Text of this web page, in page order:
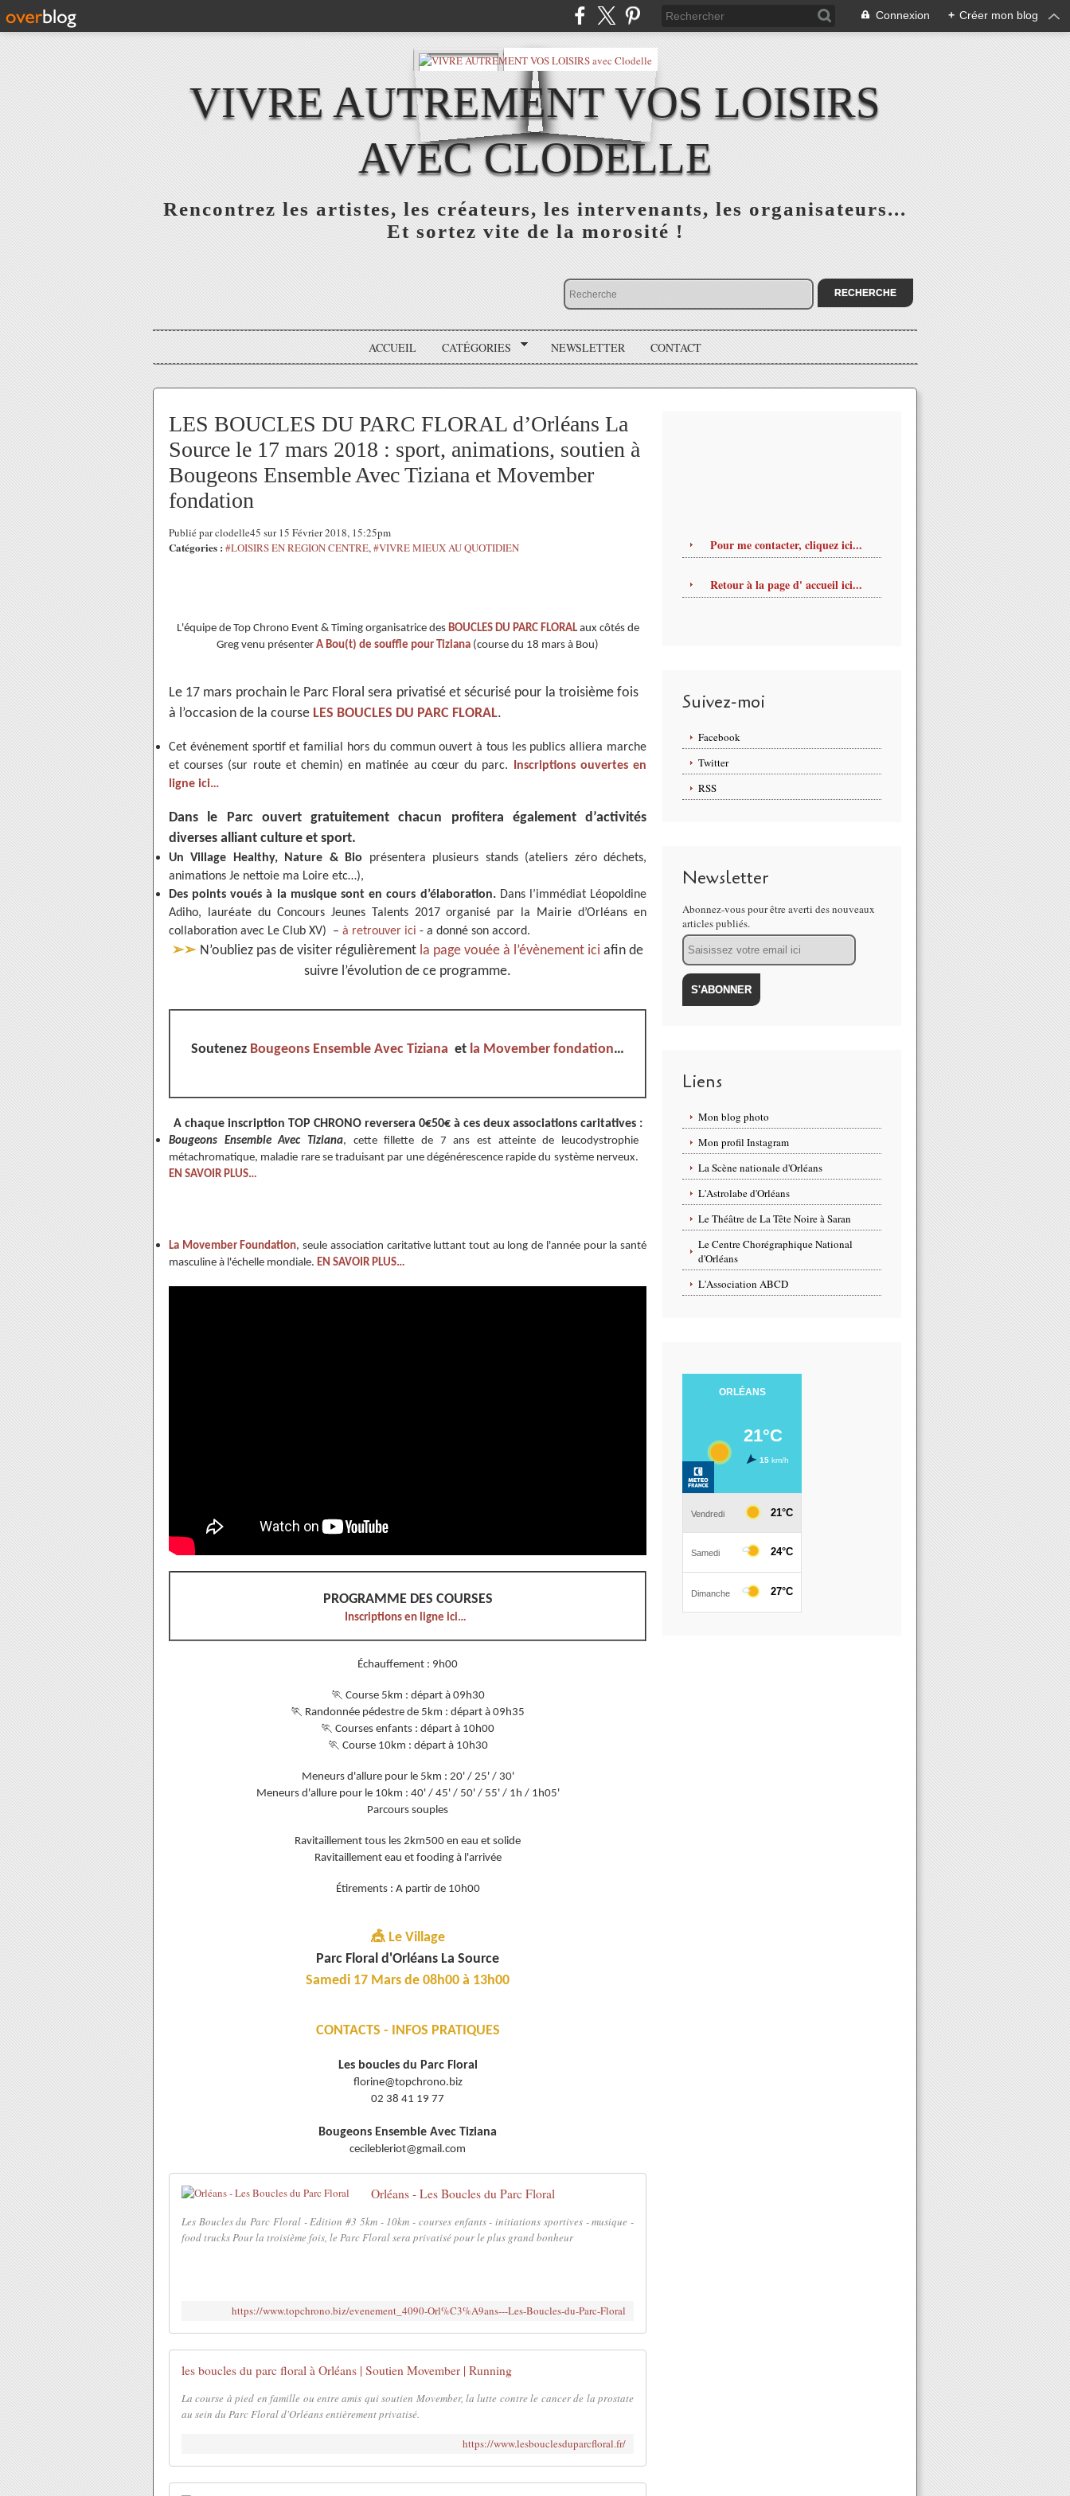
Connexion + Créer mon blog
VIVRE AUTREMENT VOS LOISIRS
AVEC CLODELLE
Rencontrez les artistes, les créateurs, les intervenants, les organisateurs...
Et sortez vite de la morosité !
ACCUEIL CATÉGORIES NEWSLETTER CONTACT
LES BOUCLES DU PARC FLORAL d’Orléans La
Source le 17 mars 2018 : sport, animations, soutien à
Bougeons Ensemble Avec Tiziana et Movember
fondation
Publié par clodelle45 sur 15 Février 2018, 15:25pm
Catégories : #LOISIRS EN REGION CENTRE,#VIVRE MIEUX AU QUOTIDIEN
L'équipe de Top Chrono Event & Timing organisatrice des BOUCLES DU PARC FLORALaux côtés de
Greg venu présenter A Bou(t) de souffle pour Tiziana (course du 18 mars à Bou)
Le 17 mars prochain le Parc Floral sera privatisé et sécurisé pour la troisième fois
à l’occasion de la course LES BOUCLES DU PARC FLORAL.
Cet événement sportif et familial hors du commun ouvert à tous les publics alliera marche
et courses (sur route et chemin) en matinée au cœur du parc.
Inscriptions ouvertes en
ligne ici…
Dans le Parc ouvert gratuitement chacun profitera également d’activités
diverses alliant culture et sport.
Un Village Healthy, Nature & Bio présentera plusieurs stands (ateliers zéro déchets,
animations Je nettoie ma Loire etc…),
Des points voués à la musique sont en cours d’élaboration.Dans l’immédiat Léopoldine
Adiho, lauréate du Concours Jeunes Talents 2017 organisé par la Mairie d’Orléans en
collaboration avec Le Club XV) – à retrouver ici - a donné son accord.
➢➢ N’oubliez pas de visiter régulièrement la page vouée à l’évènement ici afin de
suivre l’évolution de ce programme.
Soutenez Bougeons Ensemble Avec Tiziana et la Movember fondation…
A chaque inscription TOP CHRONO reversera 0€50€ à ces deux associations caritatives :
Bougeons Ensemble Avec Tiziana, cette fillette de 7 ans est atteinte de leucodystrophie
métachromatique, maladie rare se traduisant par une dégénérescence rapide du système nerveux.
EN SAVOIR PLUS…
La Movember Foundation, seule association caritative luttant tout au long de l'année pour la santé
masculine à l'échelle mondiale. EN SAVOIR PLUS…
PROGRAMME DES COURSES
Inscriptions en ligne ici…
Échauffement : 9h00
🏃 ‍ Course 5km : départ à 09h30
🏃 ‍ Randonnée pédestre de 5km : départ à 09h35
🏃 ‍ Courses enfants : départ à 10h00
🏃 ‍ Course 10km : départ à 10h30
Meneurs d'allure pour le 5km : 20' / 25' / 30'
Meneurs d'allure pour le 10km : 40' / 45' / 50' / 55' / 1h / 1h05'
Parcours souples
Ravitaillement tous les 2km500 en eau et solide
Ravitaillement eau et fooding à l'arrivée
Étirements : A partir de 10h00
🎪Le Village
Parc Floral d'Orléans La Source
Samedi 17 Mars de 08h00 à 13h00
CONTACTS - INFOS PRATIQUES
Les boucles du Parc Floral
florine@topchrono.biz
02 38 41 19 77
Bougeons Ensemble Avec Tiziana
cecilebleriot@gmail.com
Orléans - Les Boucles du Parc Floral
Les Boucles du Parc Floral - Edition #3 5km - 10km - courses enfants - initiations sportives - musique -
food trucks Pour la troisième fois, le Parc Floral sera privatisé pour le plus grand bonheur
https://www.topchrono.biz/evenement_4090-Orl%C3%A9ans---Les-Boucles-du-Parc-Floral
les boucles du parc floral à Orléans | Soutien Movember | Running
La course à pied en famille ou entre amis qui soutien Movember, la lutte contre le cancer de la prostate
au sein du Parc Floral d'Orléans entièrement privatisé.
https://www.lesbouclesduparcfloral.fr/
Pour me contacter, cliquez ici...
Retour à la page d' accueil ici...
Suivez-moi
Facebook
Twitter
RSS
Newsletter
Abonnez-vous pour être averti des nouveaux
articles publiés.
Email
Liens
Mon blog photo
Mon profil Instagram
La Scène nationale d'Orléans
L'Astrolabe d'Orléans
Le Théâtre de La Tête Noire à Saran
Le Centre Chorégraphique National
d'Orléans
L'Association ABCD